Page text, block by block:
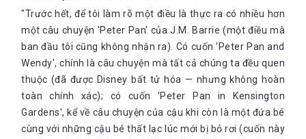
"Trước hết, để tôi làm rõ một điều là thực ra có nhiều hơn
một câu chuyện 'Peter Pan' của J.M. Barrie (một điều mà
ban đầu tôi cũng không nhận ra). Có cuốn 'Peter Pan and
Wendy', chính là câu chuyện mà tất cả chúng ta đều quen
thuộc (đã được Disney bất tử hóa — nhưng không hoàn
toàn chính xác); có cuốn 'Peter Pan in Kensington
Gardens', kể về câu chuyện của cậu khi còn là một đứa bé
cùng với những cậu bé thất lạc lúc mới bị bỏ rơi (cuốn này